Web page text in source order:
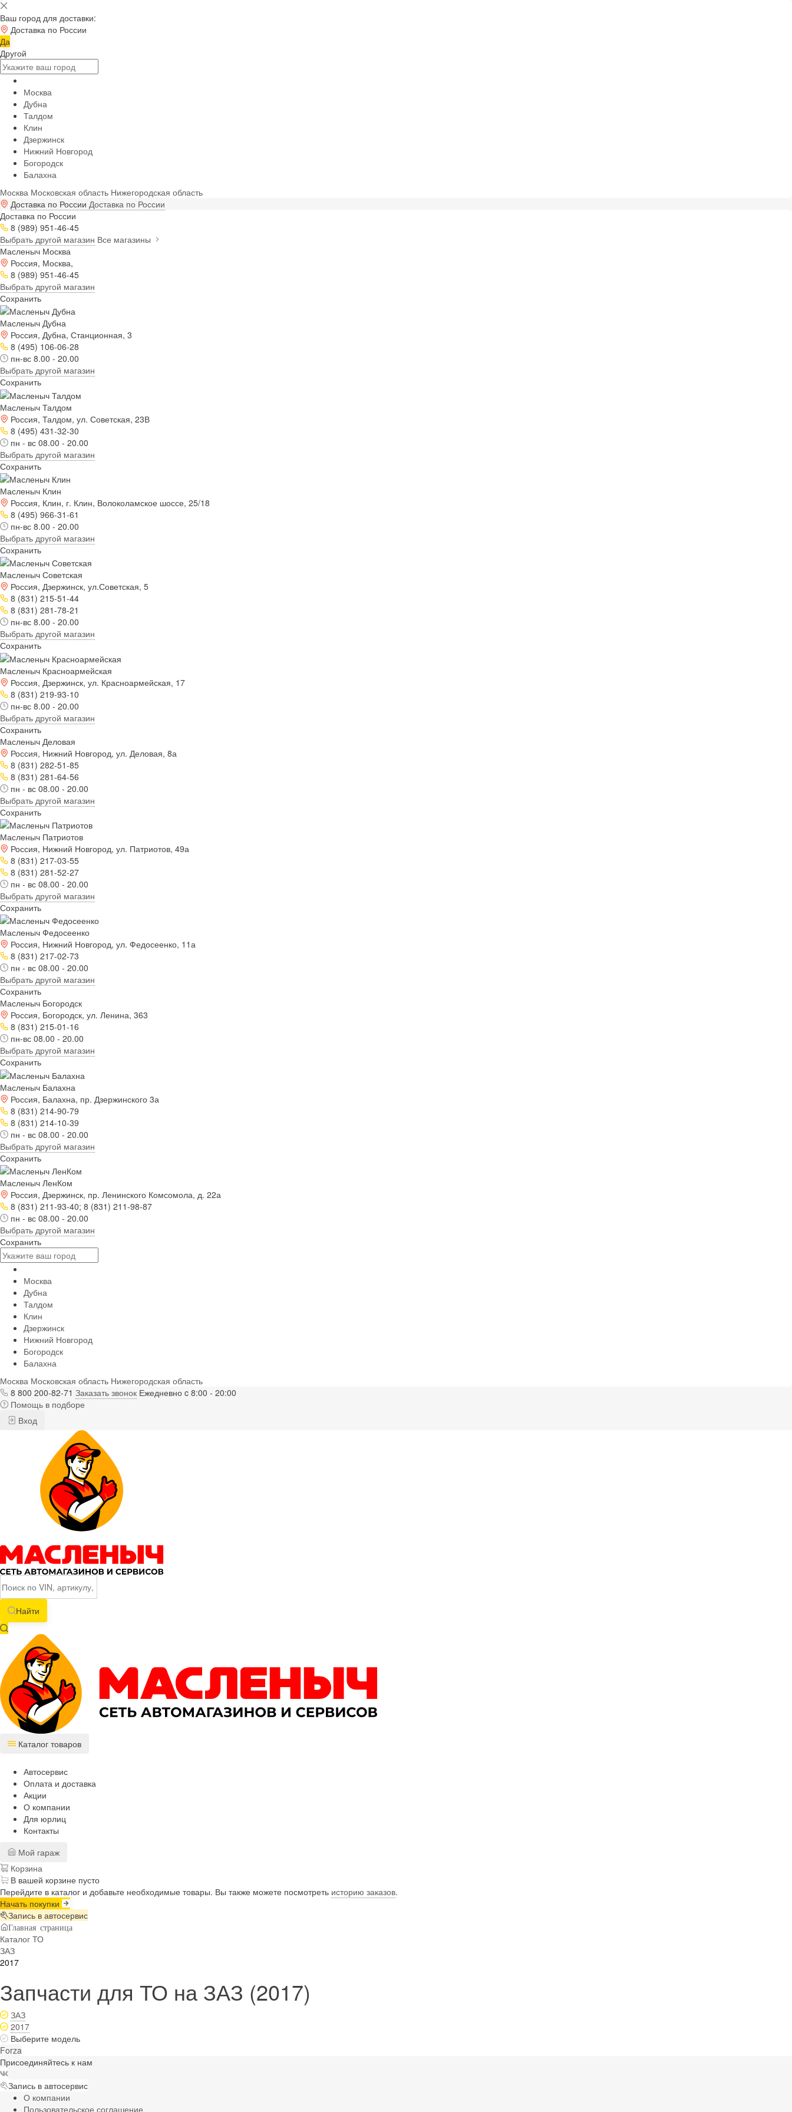
Ваш город для доставки:
Доставка по России
Да
Другой
Москва
Дубна
Талдом
Клин
Дзержинск
Нижний Новгород
Богородск
Балахна
Москва Московская область Нижегородская область
Доставка по России Доставка по России
Доставка по России
8 (989) 951-46-45
Выбрать другой магазин Все магазины
Масленыч Москва
Россия, Москва,
8 (989) 951-46-45
Выбрать другой магазин
Сохранить
Масленыч Дубна
Россия, Дубна, Станционная, 3
8 (495) 106-06-28
пн-вс 8.00 - 20.00
Выбрать другой магазин
Сохранить
Масленыч Талдом
Россия, Талдом, ул. Советская, 23В
8 (495) 431-32-30
пн - вс 08.00 - 20.00
Выбрать другой магазин
Сохранить
Масленыч Клин
Россия, Клин, г. Клин, Волоколамское шоссе, 25/18
8 (495) 966-31-61
пн-вс 8.00 - 20.00
Выбрать другой магазин
Сохранить
Масленыч Советская
Россия, Дзержинск, ул.Советская, 5
8 (831) 215-51-44
8 (831) 281-78-21
пн-вс 8.00 - 20.00
Выбрать другой магазин
Сохранить
Масленыч Красноармейская
Россия, Дзержинск, ул. Красноармейская, 17
8 (831) 219-93-10
пн-вс 8.00 - 20.00
Выбрать другой магазин
Сохранить
Масленыч Деловая
Россия, Нижний Новгород, ул. Деловая, 8а
8 (831) 282-51-85
8 (831) 281-64-56
пн - вс 08.00 - 20.00
Выбрать другой магазин
Сохранить
Масленыч Патриотов
Россия, Нижний Новгород, ул. Патриотов, 49а
8 (831) 217-03-55
8 (831) 281-52-27
пн - вс 08.00 - 20.00
Выбрать другой магазин
Сохранить
Масленыч Федосеенко
Россия, Нижний Новгород, ул. Федосеенко, 11а
8 (831) 217-02-73
пн - вс 08.00 - 20.00
Выбрать другой магазин
Сохранить
Масленыч Богородск
Россия, Богородск, ул. Ленина, 363
8 (831) 215-01-16
пн-вс 08.00 - 20.00
Выбрать другой магазин
Сохранить
Масленыч Балахна
Россия, Балахна, пр. Дзержинского 3а
8 (831) 214-90-79
8 (831) 214-10-39
пн - вс 08.00 - 20.00
Выбрать другой магазин
Сохранить
Масленыч ЛенКом
Россия, Дзержинск, пр. Ленинского Комсомола, д. 22а
8 (831) 211-93-40; 8 (831) 211-98-87
пн - вс 08.00 - 20.00
Выбрать другой магазин
Сохранить
Москва
Дубна
Талдом
Клин
Дзержинск
Нижний Новгород
Богородск
Балахна
Москва Московская область Нижегородская область
8 800 200-82-71 Заказать звонок Ежедневно c 8:00 - 20:00
Помощь в подборе
Вход
Найти
Каталог товаров
Автосервис
Оплата и доставка
Акции
О компании
Для юрлиц
Контакты
Мой гараж
Корзина
В вашей корзине пусто
Перейдите в каталог и добавьте необходимые товары. Вы также можете посмотреть историю заказов.
Начать покупки
Запись в автосервис
Главная страница
Каталог ТО
ЗАЗ
2017
Запчасти для ТО на ЗАЗ (2017)
ЗАЗ
2017
Выберите модель
Forza
Присоединяйтесь к нам
Запись в автосервис
О компании
Пользовательское соглашение